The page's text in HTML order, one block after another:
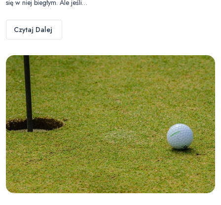
się w niej biegłym. Ale jeśli…
Czytaj Dalej